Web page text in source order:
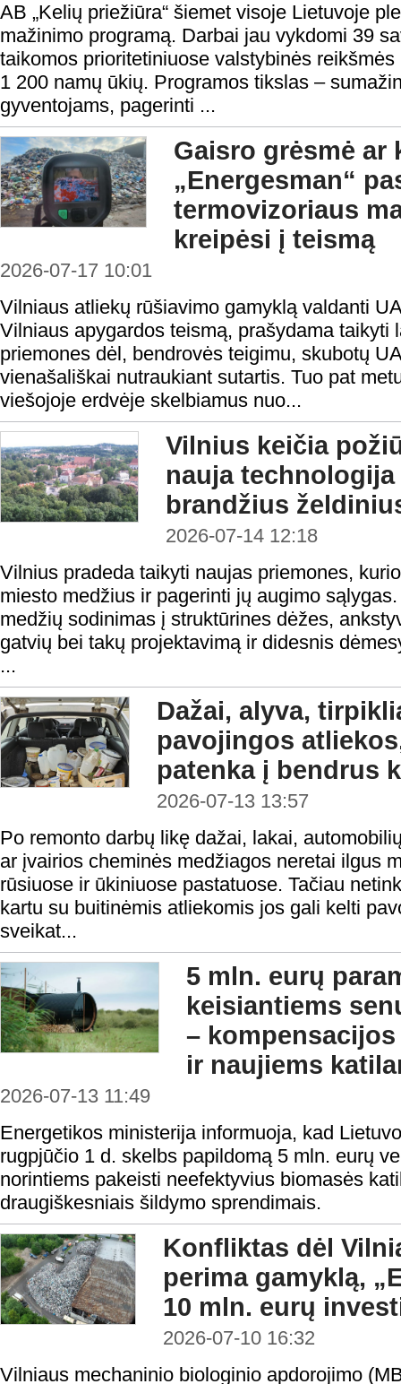
AB „Kelių priežiūra“ šiemet visoje Lietuvoje
mažinimo programą. Darbai jau vykdomi 39
taikomos prioritetiniuose valstybinės
1 200 namų ūkių. Programos tikslas –
gyventojams, pagerinti ...
Gaisro grėsmė
„Energesman“
termovizoriaus
kreipėsi į teismą
2026-07-17 10:01
Vilniaus atliekų rūšiavimo gamyklą valdanti
Vilniaus apygardos teismą, prašydama taikyti
priemones dėl, bendrovės teigimu, skubotų
vienašališkai nutraukiant sutartis. Tuo pat
viešojoje erdvėje skelbiamus nuo...
Vilnius keičia
nauja
brandžius
2026-07-14 12:18
Vilnius pradeda taikyti naujas priemones,
miesto medžius ir pagerinti jų augimo
medžių sodinimas į struktūrines dėžes,
gatvių bei takų projektavimą ir didesnis
...
Dažai, alyva,
pavojingos
patenka į bendrus
2026-07-13 13:57
Po remonto darbų likę dažai, lakai,
ar įvairios cheminės medžiagos neretai ilgus
rūsiuose ir ūkiniuose pastatuose. Tačiau
kartu su buitinėmis atliekomis jos gali kelti
sveikat...
5 mln. eurų
keisiantiems
–
ir naujiems
2026-07-13 11:49
Energetikos ministerija informuoja, kad
rugpjūčio 1 d. skelbs papildomą 5 mln. eurų
norintiems pakeisti neefektyvius biomasės
draugiškesniais šildymo sprendimais.
Konfliktas dėl
perima gamyklą,
10 mln. eurų
2026-07-10 16:32
Vilniaus mechaninio biologinio apdorojimo